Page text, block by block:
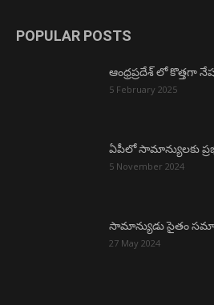
POPULAR POSTS
ఆంధ్రప్రదేశ్ లో కొత్తగా
5 February 2025
ఏపీలో సామాన్యులకు
5 November 2024
సామాన్యుడు సైతం
27 May 2024